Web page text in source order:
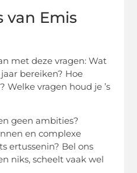
van Emis
met deze vragen: Wat
bereiken? Hoe
Welke vragen houd je ’s
geen ambities?
en complexe
ertussenin? Bel ons
niks, scheelt vaak wel